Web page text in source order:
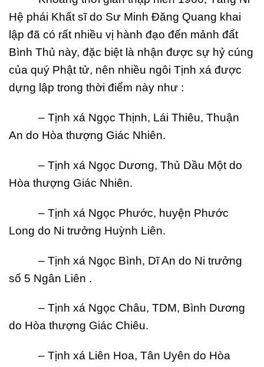
Hệ phái Khất sĩ do Sư Minh Đăng Quang khai
lập đã có rất nhiều vị hành đạo đến mảnh đất
Bình Thủ này, đặc biệt là nhận được sự hỷ cúng
của quý Phật tử, nên nhiều ngôi Tịnh xá được
dựng lập trong thời điểm này như :
– Tịnh xá Ngọc Thịnh, Lái Thiêu, Thuận
An do Hòa thượng Giác Nhiên.
– Tịnh xá Ngọc Dương, Thủ Dầu Một do
Hòa thượng Giác Nhiên.
– Tịnh xá Ngọc Phước, huyện Phước
Long do Ni trưởng Huỳnh Liên.
– Tịnh xá Ngọc Bình, Dĩ An do Ni trưởng
số 5 Ngân Liên .
– Tịnh xá Ngọc Châu, TDM, Bình Dương
do Hòa thượng Giác Chiêu.
– Tịnh xá Liên Hoa, Tân Uyên do Hòa